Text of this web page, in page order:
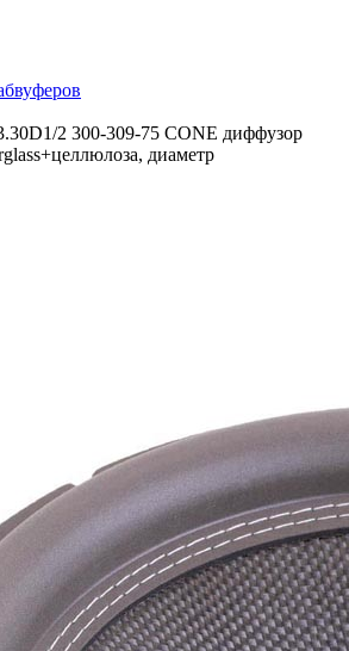
2 300-309-75 CONE диффузор
диаметр